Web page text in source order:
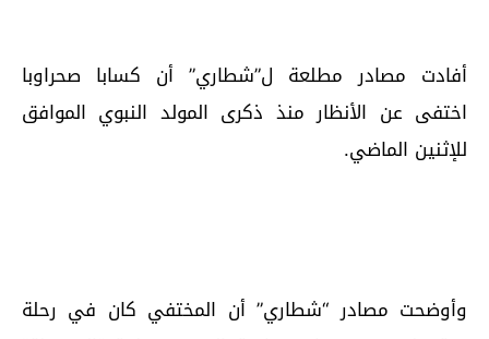
أفادت مصادر مطلعة ل”شطاري” أن كسابا صحراوبا
اختفى عن الأنظار منذ ذكرى المولد النبوي الموافق
للإثنين الماضي.
وأوضحت مصادر “شطاري” أن المختفي كان في رحلة